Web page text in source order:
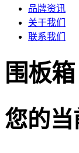
品牌资讯
关于我们
联系我们
围板箱
您的当